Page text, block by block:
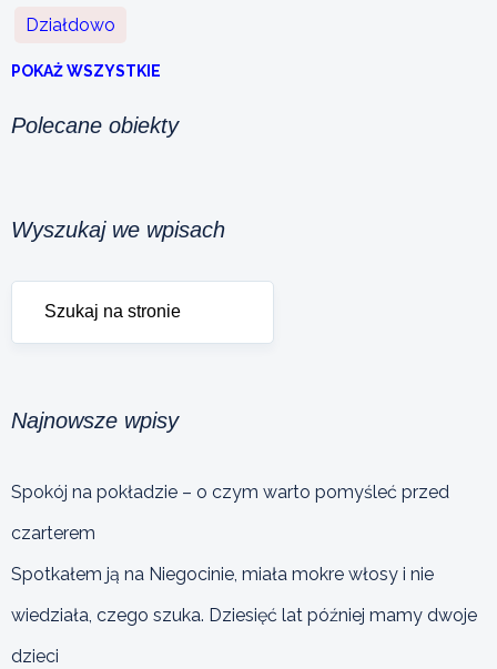
Działdowo
POKAŻ WSZYSTKIE
Polecane obiekty
Wyszukaj we wpisach
Najnowsze wpisy
Spokój na pokładzie – o czym warto pomyśleć przed
czarterem
Spotkałem ją na Niegocinie, miała mokre włosy i nie
wiedziała, czego szuka. Dziesięć lat później mamy dwoje
dzieci